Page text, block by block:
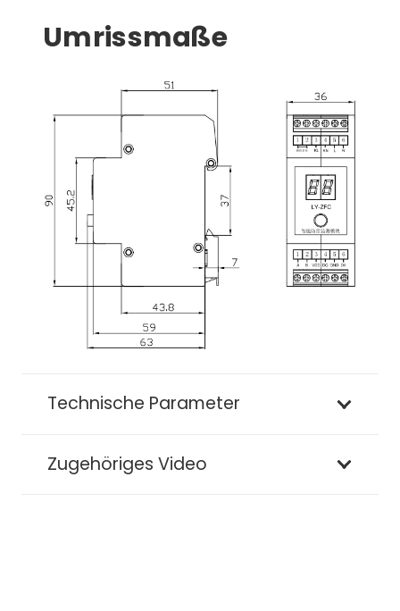
Umrissmaße
Technische Parameter
Zugehöriges Video